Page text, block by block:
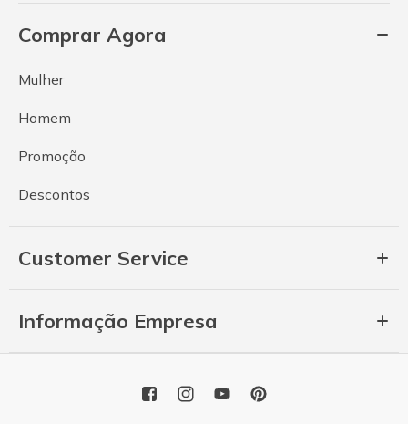
Comprar Agora
Mulher
Homem
Promoção
Descontos
Customer Service
Informação Empresa